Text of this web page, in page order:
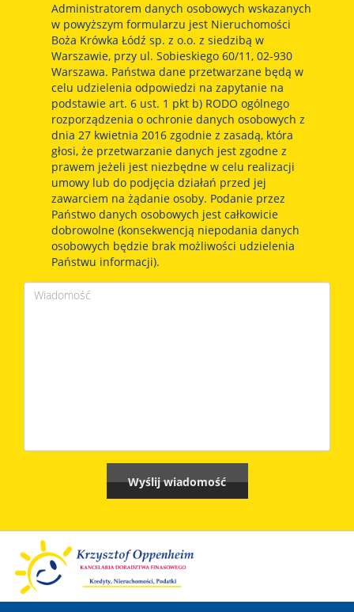
Administratorem danych osobowych wskazanych
w powyższym formularzu jest Nieruchomości
Boża Krówka Łódź sp. z o.o. z siedzibą w
Warszawie, przy ul. Sobieskiego 60/11, 02-930
Warszawa. Państwa dane przetwarzane będą w
celu udzielenia odpowiedzi na zapytanie na
podstawie art. 6 ust. 1 pkt b) RODO ogólnego
rozporządzenia o ochronie danych osobowych z
dnia 27 kwietnia 2016 zgodnie z zasadą, która
głosi, że przetwarzanie danych jest zgodne z
prawem jeżeli jest niezbędne w celu realizacji
umowy lub do podjęcia działań przed jej
zawarciem na żądanie osoby. Podanie przez
Państwo danych osobowych jest całkowicie
dobrowolne (konsekwencją niepodania danych
osobowych będzie brak możliwości udzielenia
Państwu informacji).